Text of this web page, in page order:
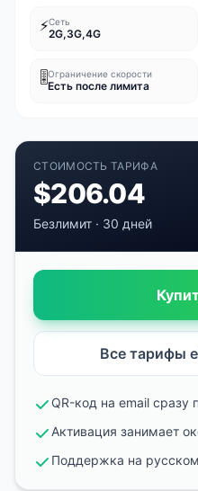
⚡Сеть
2G,3G,4G
🎚️Ограничение скорости
Есть после лимита
СТОИМОСТЬ ТАРИФА
$206.04
Безлимит · 30 дней
Все тарифы
QR-код на email сразу
Активация занимает
Поддержка на